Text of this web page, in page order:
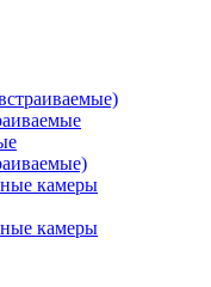
камеры
камеры